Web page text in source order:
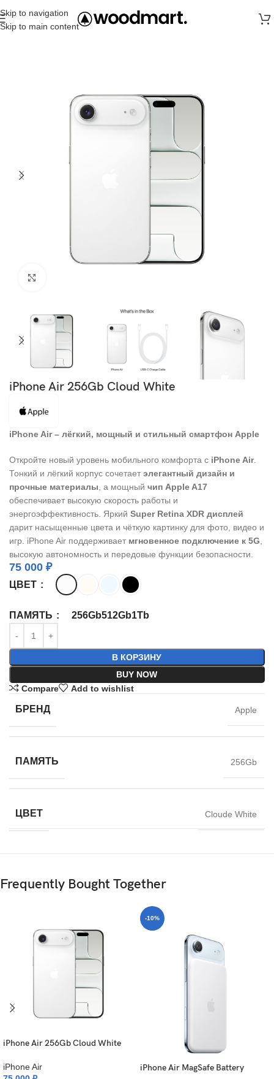
Skip to navigation
Skip to main content
Главная iPhone iPhone Air
iPhone Air 256Gb Cloud White
iPhone Air – лёгкий, мощный и стильный смартфон Apple
Откройте новый уровень мобильного комфорта с iPhone Air.
Тонкий и лёгкий корпус сочетает элегантный дизайн и
прочные материалы , а мощный чип Apple A17
обеспечивает высокую скорость работы и
энергоэффективность. Яркий Super Retina XDR дисплей
дарит насыщенные цвета и чёткую картинку для фото, видео и
игр. iPhone Air поддерживает мгновенное подключение к 5G
высокую автономность и передовые функции безопасности.
75 000 ₽
ЦВЕТ
ПАМЯТЬ 256Gb512Gb1Tb
В КОРЗИНУ
BUY NOW
Compare
Add to wishlist
БРЕНД Apple
ПАМЯТЬ 256Gb
ЦВЕТ Cloude White
Frequently Bought Together
iPhone Air 256Gb Cloud White
iPhone Air
-10%
iPhone Air MagSafe Battery